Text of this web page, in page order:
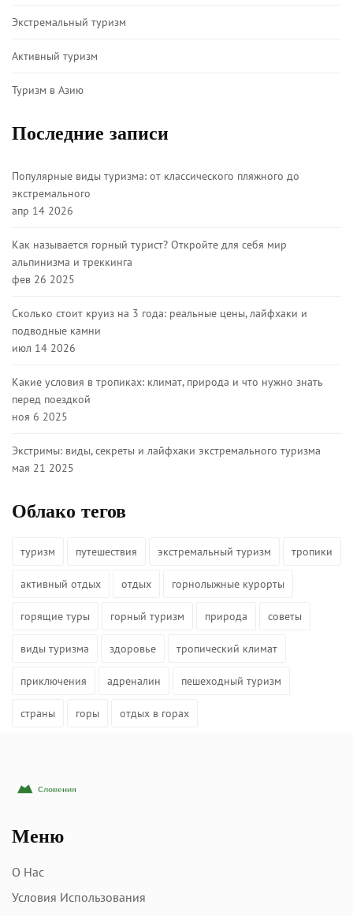
Экстремальный туризм
Активный туризм
Туризм в Азию
Последние записи
Популярные виды туризма: от классического пляжного до
экстремального
апр 14 2026
Как называется горный турист? Откройте для себя мир
альпинизма и треккинга
фев 26 2025
Сколько стоит круиз на 3 года: реальные цены, лайфхаки и
подводные камни
июл 14 2026
Какие условия в тропиках: климат, природа и что нужно знать
перед поездкой
ноя 6 2025
Экстримы: виды, секреты и лайфхаки экстремального туризма
мая 21 2025
Облако тегов
туризм путешествия экстремальный туризм тропики
активный отдых отдых горнолыжные курорты
горящие туры горный туризм природа советы
виды туризма здоровье тропический климат
приключения адреналин пешеходный туризм
страны горы отдых в горах
Меню
О Нас
Условия Использования